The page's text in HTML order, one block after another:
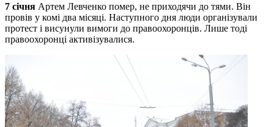
7 січня Артем Левченко помер, не приходячи до тями. Він
провів у комі два місяці. Наступного дня люди організували
протест і висунули вимоги до правоохоронців. Лише тоді
правоохоронці активізувалися.